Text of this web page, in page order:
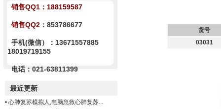
销售QQ1： 188159587
销售QQ2 ：853786677
手机(微信）：13671557885
18019719155
电话：021-63811399
最近更新
• 心肺复苏模拟人,电脑急救心肺复苏...
货号
03031